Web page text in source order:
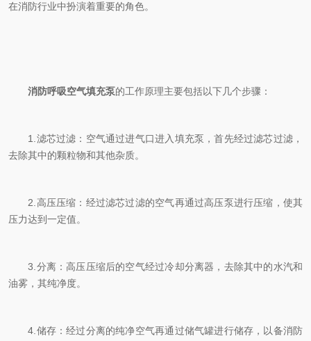
在消防行业中扮演着重要的角色。
消防呼吸空气填充泵的工作原理主要包括以下几个步骤：
1.滤芯过滤：空气通过进气口进入填充泵，首先经过滤芯过滤，
去除其中的颗粒物和其他杂质。
2.高压压缩：经过滤芯过滤的空气再通过高压泵进行压缩，使其
压力达到一定值。
3.分离：高压压缩后的空气经过冷却分离器，去除其中的水汽和
油雾，其纯净度。
4.储存：经过分离的纯净空气再通过储气罐进行储存，以备消防